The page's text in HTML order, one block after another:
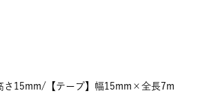
さ15mm/【テープ】幅15mm×全長7m